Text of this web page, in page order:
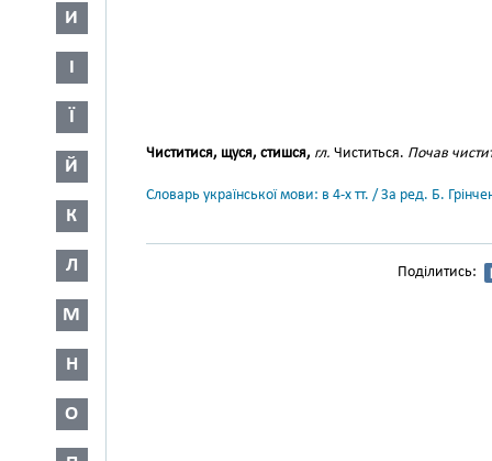
И
І
Ї
Й
К
Л
М
Н
О
Чиститися, щуся, стишся, гл. Чиститься. Почав
Словарь української мови: в 4-х тт. / За ред. Б.
Поділитись: